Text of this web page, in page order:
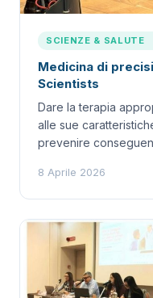
SCIENZE & SALUTE
Medicina di
Scientists
Dare la terapia
alle sue
prevenire
8 Aprile 2026